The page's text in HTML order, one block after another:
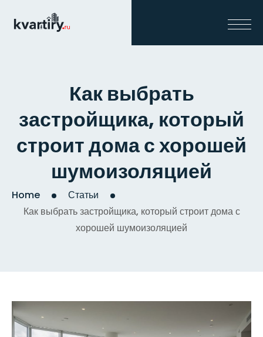
Как выбрать
застройщика, который
строит дома с хорошей
шумоизоляцией
Home
Статьи
Как выбрать застройщика, который строит дома с
хорошей шумоизоляцией